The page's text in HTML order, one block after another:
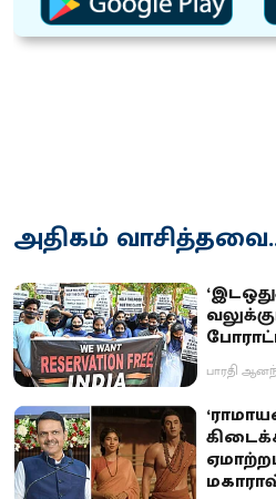
அதிகம்
பாரதி